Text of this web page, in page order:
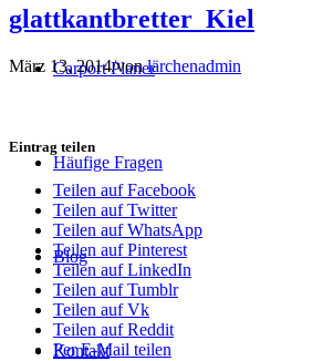
Carport Planer
Häufige Fragen
Blog
Kontakt
glattkantbretter_Kiel
März 13, 2014/vonlärchenadmin
Eintrag teilen
Teilen auf Facebook
Teilen auf Twitter
Teilen auf WhatsApp
Teilen auf Pinterest
Teilen auf LinkedIn
Teilen auf Tumblr
Teilen auf Vk
Teilen auf Reddit
Per E-Mail teilen